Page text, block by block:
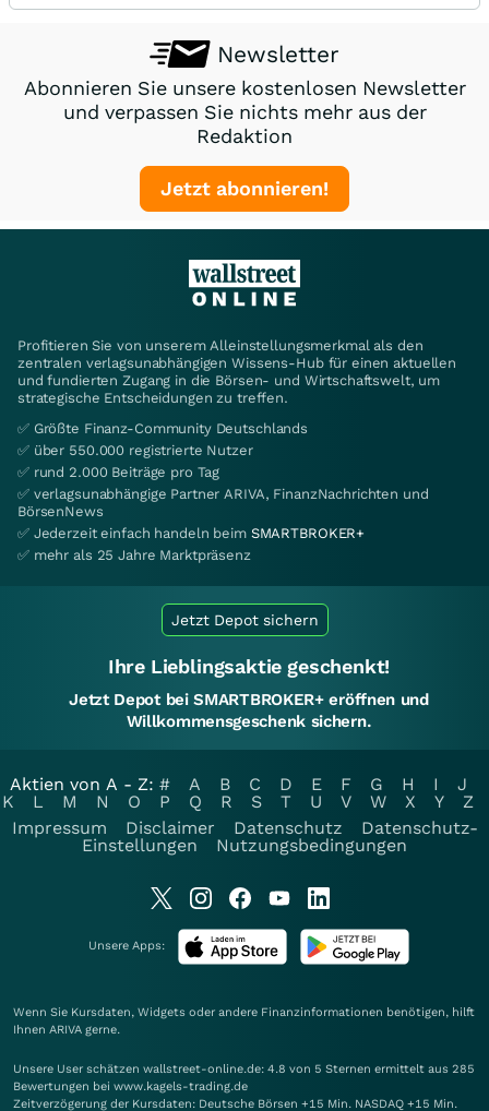
Newsletter
Abonnieren Sie unsere kostenlosen Newsletter
und verpassen Sie nichts mehr aus der
Redaktion
Jetzt abonnieren!
Profitieren Sie von unserem Alleinstellungsmerkmal als den
zentralen verlagsunabhängigen Wissens-Hub für einen aktuellen
und fundierten Zugang in die Börsen- und Wirtschaftswelt, um
strategische Entscheidungen zu treffen.
✅ Größte Finanz-Community Deutschlands
✅ über 550.000 registrierte Nutzer
✅ rund 2.000 Beiträge pro Tag
✅ verlagsunabhängige Partner ARIVA, FinanzNachrichten und
BörsenNews
✅ Jederzeit einfach handeln beim SMARTBROKER+
✅ mehr als 25 Jahre Marktpräsenz
Jetzt Depot sichern
Ihre Lieblingsaktie geschenkt!
Jetzt Depot bei SMARTBROKER+ eröffnen und
Willkommensgeschenk sichern.
Aktien von A - Z: # A B C D E F G H I
J
K
L M N O P Q R S T U V W X Y
Z
Impressum
Disclaimer Datenschutz
Datenschutz-
Einstellungen
Nutzungsbedingungen
Unsere Apps:
Wenn Sie Kursdaten, Widgets oder andere Finanzinformationen benötigen, hilft
Ihnen ARIVA gerne.
Unsere User schätzen wallstreet-online.de: 4.8 von 5 Sternen ermittelt aus 285
Bewertungen bei www.kagels-trading.de
Zeitverzögerung der Kursdaten: Deutsche Börsen +15 Min. NASDAQ +15 Min.